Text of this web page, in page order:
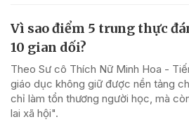
Vì sao điểm 5 trung thực
10 gian dối?
Theo Sư cô Thích Nữ Minh Hoa -
giáo dục không giữ được nền tảng
chỉ làm tổn thương người học, mà
lai xã hội".